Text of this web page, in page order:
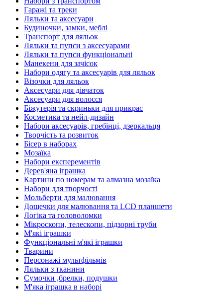
Гаражі та треки
Ляльки та аксесуари
Будиночки, замки, меблі
Транспорт для ляльок
Ляльки та пупси з аксесуарами
Ляльки та пупси функціональні
Манекени для зачісок
Набори одягу та аксесуарів для ляльок
Візочки для ляльок
Аксесуари для дівчаток
Аксесуари для волосся
Біжутерія та скриньки для прикрас
Косметика та нейл-дизайн
Набори аксесуарів, гребінці, дзеркальця
Творчість та розвиток
Бісер в наборах
Мозаїка
Набори експерементів
Дерев'яна іграшка
Картини по номерам та алмазна мозаїка
Набори для творчості
Мольберти для малювання
Дощечки для малювання та LCD планшети
Логіка та головоломки
Мікроскопи, телескопи, підзорні труби
М'які іграшки
Функціональні м'які іграшки
Тварини
Персонажі мультфільмів
Ляльки з тканини
Сумочки ,брелки, подушки
М'яка іграшка в наборі